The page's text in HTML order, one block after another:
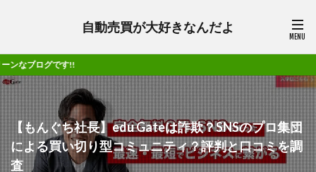
自動売買が大好きなんだよ
【もんぐち社長】edu Gateは詐欺？SNSのプロ集団
による買い切り型コミュニティ？評判と口コミを調
査